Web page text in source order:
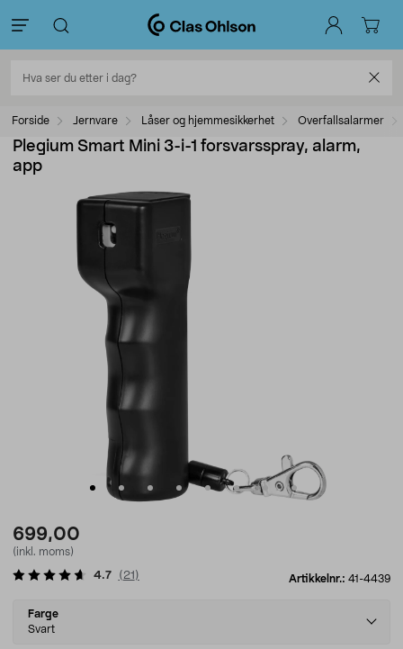
Forside Jernvare Låser og hjemmesikkerhet Overfallsalarmer
Plegium Smart Mini 3-i-1 forsvarsspray, alarm,
app
699,00
(inkl. moms)
Artikkelnr.: 41-4439
4.7 ( 21 )
Select
variant
Farge
Svart